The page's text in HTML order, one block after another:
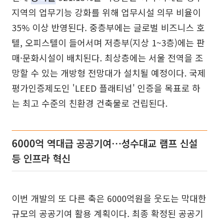
지역의 업무기능 강화를 위해 업무시설 의무 비율이
35% 이상 반영된다. 중층부에는 글로벌 비즈니스 호
텔, 오피스텔이 들어서며 저층부(지상 1~3층)에는 판
매·문화시설이 배치된다. 최상층에는 서울 전역을 조
망할 수 있는 개방형 전망대가 설치될 예정이다. 국제
평가인증제도인 'LEED 플래티넘' 인증을 목표로 하
는 최고 수준의 친환경 건축물로 건립된다.
6000억 역대급 공공기여⋯성수대교 램프 신설
등 인프라 혁신
이번 개발의 또 다른 축은 6000억원을 웃도는 막대한
규모의 공공기여 활용 계획이다. 최종 확정된 공공기